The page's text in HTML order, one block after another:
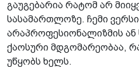
გაუგებარია რატომ არ
სასამართლოზე. ჩემი
არაპროფესიონალიზმის ან
ქაოსური მდგომარეობაა,
უწყობს ხელს.